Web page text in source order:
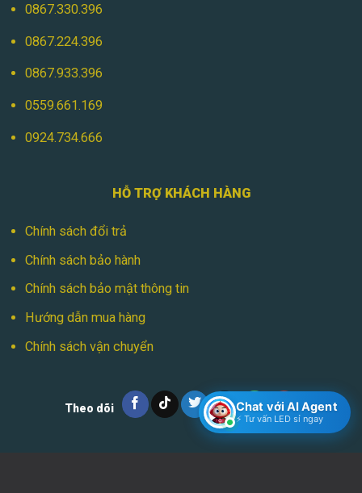
0867.330.396
0867.224.396
0867.933.396
0559.661.169
0924.734.666
HỖ TRỢ KHÁCH HÀNG
Chính sách đổi trả
Chính sách bảo hành
Chính sách bảo mật thông tin
Hướng dẫn mua hàng
Chính sách vận chuyển
Theo dõi Chat với AI Agent
⚡ Tư vấn LED sỉ ngay